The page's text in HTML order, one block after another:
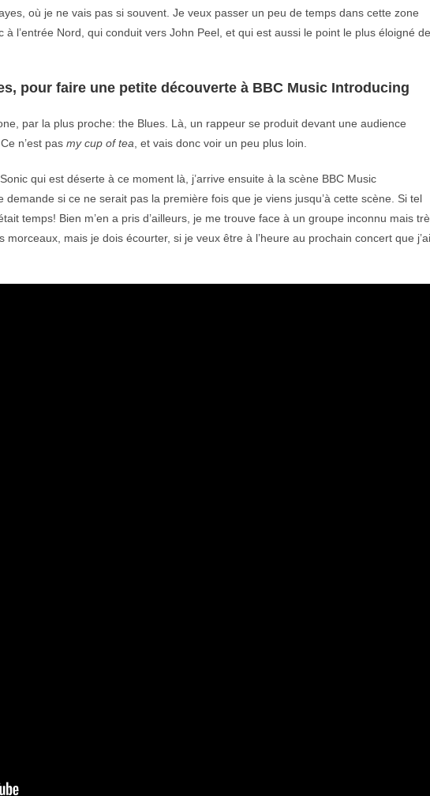
où je ne vais pas si souvent. Je veux passer un peu de temps dans cette zone
l’entrée Nord, qui conduit vers John Peel, et qui est aussi le point le plus éloigné de
pour faire une petite découverte à BBC Music Introducing
par la plus proche: the Blues. Là, un rappeur se produit devant une audience
n’est pas my cup of tea , et vais donc voir un peu plus loin.
qui est déserte à ce moment là, j’arrive ensuite à la scène BBC Music
demande si ce ne serait pas la première fois que je viens jusqu’à cette scène. Si tel
temps! Bien m’en a pris d’ailleurs, je me trouve face à un groupe inconnu mais
mais je dois écourter, si je veux être à l’heure au prochain concert que j’ai